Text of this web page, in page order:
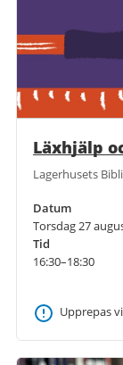
Läxhjälp
Lagerhusets
Datum
Torsdag 27
Tid
16:30–18:30
Upprepas